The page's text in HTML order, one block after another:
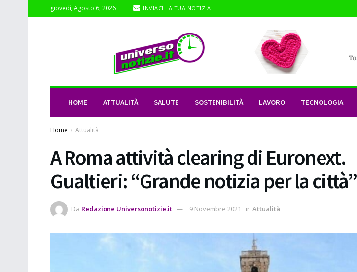
giovedì, Agosto 6, 2026 INVIACI LA TUA NOTIZIA
HOME ATTUALITÀ SALUTE SOSTENIBILITÀ LAVORO TECNOLOGIA
Home Attualità
A Roma attività clearing di Euronext.
Gualtieri: “Grande notizia per la città”
Da Redazione Universonotizie.it 9 Novembre 2021 in Attualità